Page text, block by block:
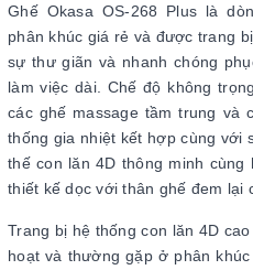
Ghế Okasa OS-268 Plus là
phân khúc giá rẻ và được trang
sự thư giãn và nhanh chóng
làm việc dài. Chế độ không
các ghế massage tầm trung và
thống gia nhiệt kết hợp cùng với
thế con lăn 4D thông minh
thiết kế dọc với thân ghế đem lại
Trang bị hệ thống con lăn 4D
hoạt và thường gặp ở phân